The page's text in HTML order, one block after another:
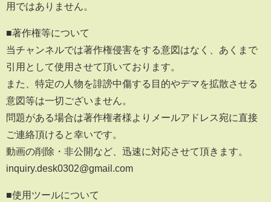
用ではありません。
■著作権等について
当チャンネルでは著作権侵害をする意図はなく、あくまで
引用として使用させて頂いております。
また、特定の人物を誹謗中傷する目的やデマを拡散させる
意図等は一切ございません。
問題がある場合は著作権者様よりメールアドレス宛に直接
ご連絡頂けると幸いです。
動画の削除・非公開など、迅速に対応させて頂きます。
inquiry.desk0302@gmail.com
■使用ツールについて